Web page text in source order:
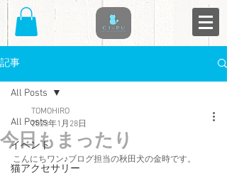
記事
All Posts
イベント
猫アクセサリー
All Posts
今日もまったり
TOMOHIRO
2023年1月28日
こんにちワン♪ブログ担当の秋田犬の金時です。